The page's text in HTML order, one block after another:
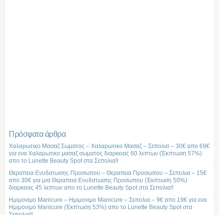
Πρόσφατα άρθρα
Χαλαρωτικο Μασαζ Σωματος – Χαλαρωτικο Μασαζ – Σεπολια – 30€ απο 69€
για ενα Χαλαρωτικο μασαζ σωματος διαρκειας 60 λεπτων (Έκπτωση 57%)
απο το Lunette Beauty Spot στα Σεπολια!!
Θεραπεια Ενυδατωσης Προσωπου – Θεραπεια Προσωπου – Σεπολια – 15€
απο 30€ για μια Θεραπεια Ενυδατωσης Προσωπου (Έκπτωση 50%)
διαρκειας 45 λεπτων απο το Lunette Beauty Spot στα Σεπολια!!
Ημιμονιμο Manicure – Ημιμονιμο Manicure – Σεπολια – 9€ απο 19€ για ενα
Ημιμονιμο Manicure (Έκπτωση 53%) απο το Lunette Beauty Spot στα